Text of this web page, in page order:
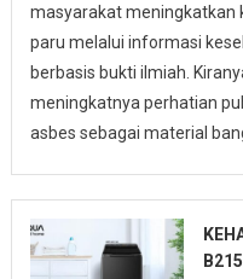
masyarakat meningkatkan
paru melalui informasi
berbasis bukti ilmiah.
meningkatnya perhatian
asbes sebagai material